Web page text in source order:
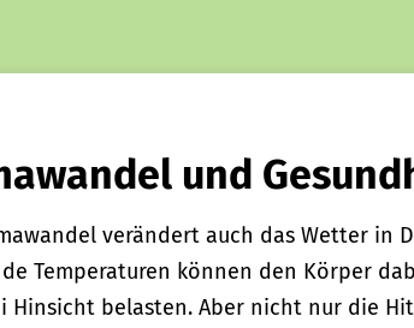
und
verändert auch das Wetter in
Temperaturen können den Körper
Hinsicht belasten. Aber nicht nur die